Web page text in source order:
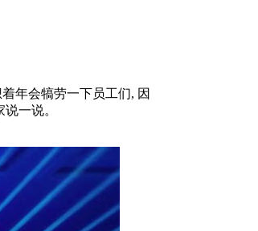
年会犒劳一下员工们, 因
说一说。